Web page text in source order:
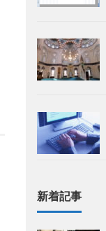
新着記事